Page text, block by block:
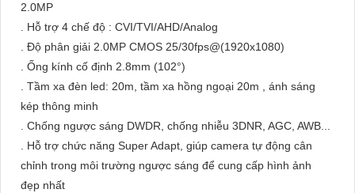
2.0MP
. Hỗ trợ 4 chế độ : CVI/TVI/AHD/Analog
. Độ phân giải 2.0MP CMOS 25/30fps@(1920x1080)
. Ống kính cố định 2.8mm (102°)
. Tầm xa đèn led: 20m, tầm xa hồng ngoại 20m , ánh sáng
kép thông minh
. Chống ngược sáng DWDR, chống nhiễu 3DNR, AGC, AWB...
. Hỗ trợ chức năng Super Adapt, giúp camera tự động cân
chỉnh trong môi trường ngược sáng để cung cấp hình ảnh
đẹp nhất